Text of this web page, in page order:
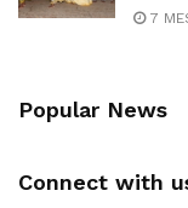
7
Popular News
Connect with